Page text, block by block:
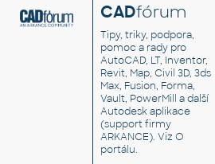
CADfórum
Tipy, triky, podpora,
pomoc a rady pro
AutoCAD, LT, Inventor,
Revit, Map, Civil 3D, 3ds
Max, Fusion, Forma,
Vault, PowerMill a další
Autodesk aplikace
(support firmy
ARKANCE). VizO
portálu.